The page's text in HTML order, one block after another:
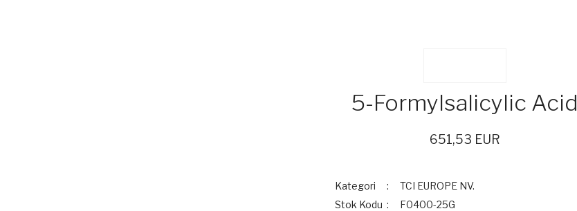
5-Formylsalicylic Acid
651,53 EUR
Kategori
TCI EUROPE NV.
Stok Kodu
F0400-25G